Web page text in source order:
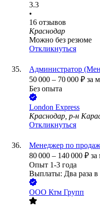
3.3
•
16 отзывов
Краснодар
Можно без резюме
Откликнуться
Администратор
50 000 – 70 000 ₽ за
Без опыта
London Express
Краснодар, р-н
Откликнуться
Менеджер по
80 000 – 140 000 ₽ за
Опыт 1-3 года
Выплаты: Два раза в
ООО Ктм Групп